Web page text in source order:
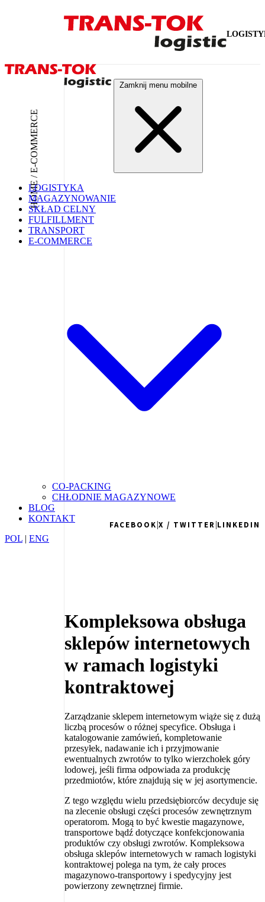
Zamknij menu mobilne
LOGISTYKA
MAGAZYNOWANIE
SKŁAD CELNY
FULFILLMENT
TRANSPORT
E-COMMERCE
CO-PACKING
CHŁODNIE MAGAZYNOWE
BLOG
KONTAKT
POL | ENG
HOME / E-COMMERCE
FACEBOOK|X / TWITTER|LINKEDIN
Kompleksowa obsługa
sklepów internetowych
w ramach logistyki
kontraktowej
Zarządzanie sklepem internetowym wiąże się z dużą
liczbą procesów o różnej specyfice. Obsługa i
katalogowanie zamówień, kompletowanie
przesyłek, nadawanie ich i przyjmowanie
ewentualnych zwrotów to tylko wierzchołek góry
lodowej, jeśli firma odpowiada za produkcję
przedmiotów, które znajdują się w jej asortymencie.
Z tego względu wielu przedsiębiorców decyduje się
na zlecenie obsługi części procesów zewnętrznym
operatorom. Mogą to być kwestie magazynowe,
transportowe bądź dotyczące konfekcjonowania
produktów czy obsługi zwrotów. Kompleksowa
obsługa sklepów internetowych w ramach logistyki
kontraktowej polega na tym, że cały proces
magazynowo-transportowy i spedycyjny jest
powierzony zewnętrznej firmie.